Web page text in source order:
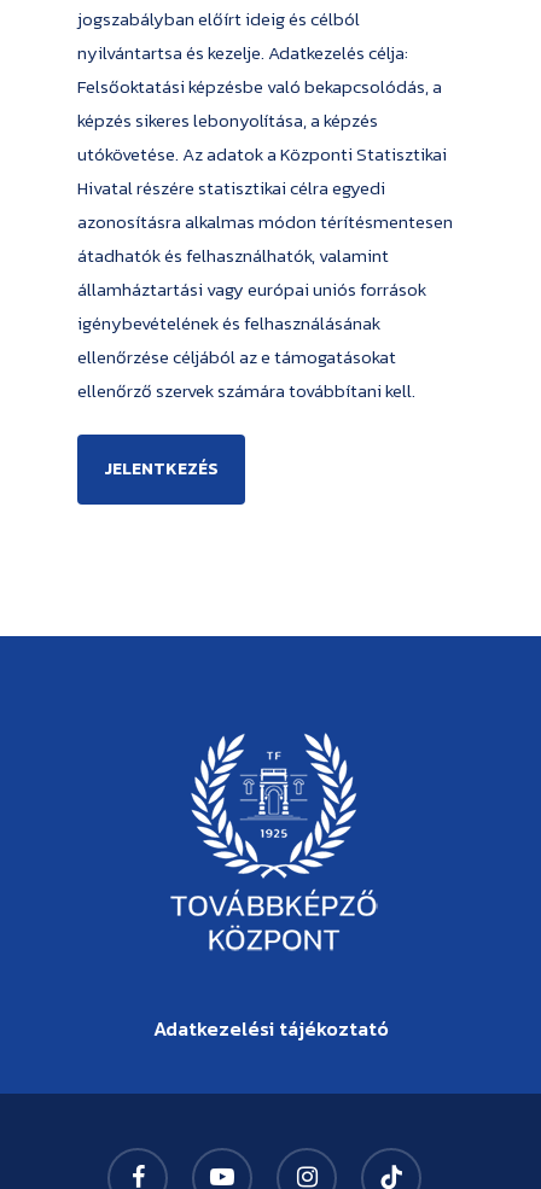
jogszabályban előírt ideig és célból
nyilvántartsa és kezelje. Adatkezelés célja:
Felsőoktatási képzésbe való bekapcsolódás, a
képzés sikeres lebonyolítása, a képzés
utókövetése. Az adatok a Központi Statisztikai
Hivatal részére statisztikai célra egyedi
azonosításra alkalmas módon térítésmentesen
átadhatók és felhasználhatók, valamint
államháztartási vagy európai uniós források
igénybevételének és felhasználásának
ellenőrzése céljából az e támogatásokat
ellenőrző szervek számára továbbítani kell.
Adatkezelési tájékoztató
facebook youtube instagram tiktok